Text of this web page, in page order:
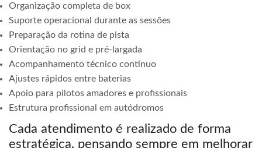
Organização completa de box
Suporte operacional durante as sessões
Preparação da rotina de pista
Orientação no grid e pré-largada
Acompanhamento técnico contínuo
Ajustes rápidos entre baterias
Apoio para pilotos amadores e profissionais
Estrutura profissional em autódromos
Cada atendimento é realizado de forma
estratégica, pensando sempre em melhorar